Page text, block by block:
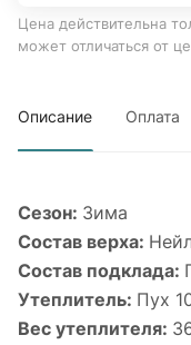
Цена действительна
может отличаться от
Описание Оплата
Сезон: Зима
Состав верха:
Состав подклада:
Утеплитель: Пух
Вес утеплителя: